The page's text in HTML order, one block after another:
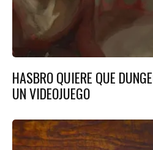
HASBRO QUIERE QUE
UN VIDEOJUEGO